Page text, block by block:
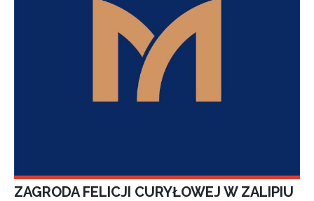
ZAGRODA FELICJI CURYŁOWEJ W ZALIPIU